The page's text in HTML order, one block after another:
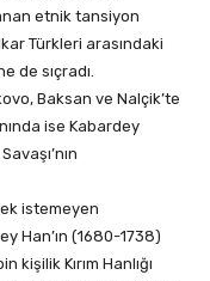
etnik tansiyon
Türkleri arasındaki
de sıçradı.
Baksan ve Nalçik’te
ise Kabardey
istemeyen
Han’ın (1680-1738)
kişilik Kırım Hanlığı